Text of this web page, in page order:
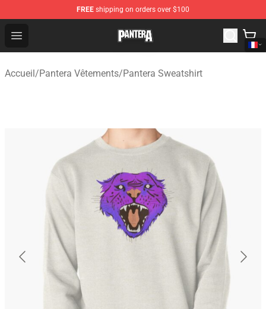
FREE shipping on orders over $100
Open menu
Pantera Store - Official Pantera Merchandise Shop
Accueil/Pantera Vêtements/Pantera Sweatshirt